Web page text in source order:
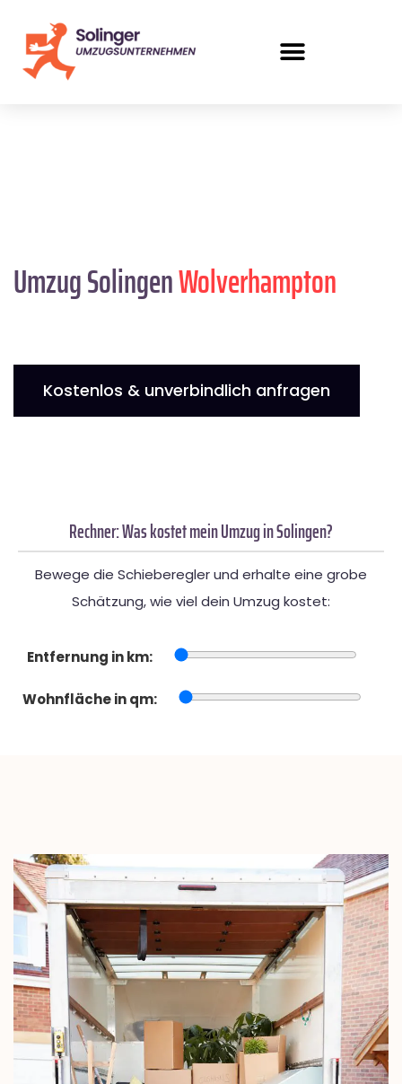
Umzug SolingenWolverhampton
Kostenlos & unverbindlich anfragen
Rechner: Was kostet mein Umzug in Solingen?
Bewege die Schieberegler und erhalte eine grobe
Schätzung, wie viel dein Umzug kostet:
Entfernung in km:
Wohnfläche in qm: